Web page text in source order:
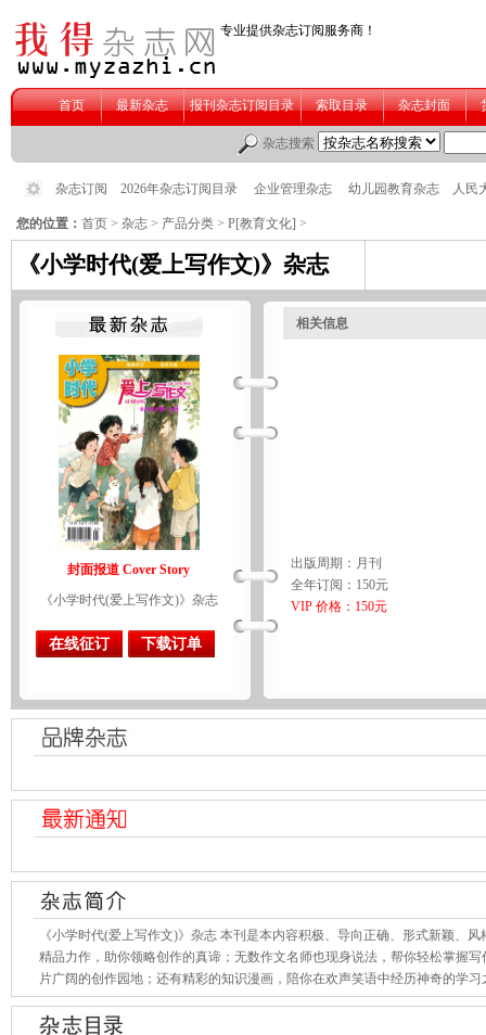
您的位置： 首页 > 杂志 > 产品分类 > P[教育文化] >
《小学时代(爱上写作文)》杂志
封面报道 Cover Story
《小学时代(爱上写作文)》杂志
在线征订 下载订单
相关信息
出版周期：月刊
全年订阅：150元
VIP 价格：150元
《小学时代(爱上写作文)》杂志 本刊是本内容积极、导向正确、形式新颖、
精品力作，助你领略创作的真谛；无数作文名师也现身说法，帮你轻松掌握
片广阔的创作园地；还有精彩的知识漫画，陪你在欢声笑语中经历神奇的学习